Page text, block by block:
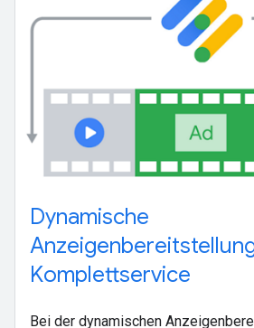
Dynamische
Komplettservice
Bei der dynamischen